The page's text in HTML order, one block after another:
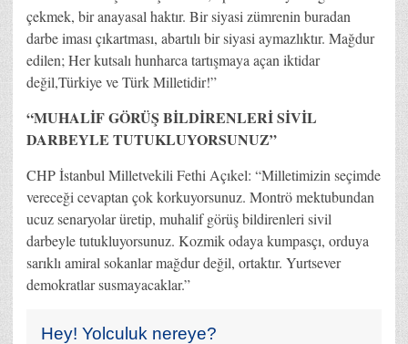
çekmek, bir anayasal haktır. Bir siyasi zümrenin buradan
darbe iması çıkartması, abartılı bir siyasi aymazlıktır. Mağdur
edilen; Her kutsalı hunharca tartışmaya açan iktidar
değil,Türkiye ve Türk Milletidir!”
“MUHALİF GÖRÜŞ BİLDİRENLERİ SİVİL
DARBEYLE TUTUKLUYORSUNUZ”
CHP İstanbul Milletvekili Fethi Açıkel: “Milletimizin seçimde
vereceği cevaptan çok korkuyorsunuz. Montrö mektubundan
ucuz senaryolar üretip, muhalif görüş bildirenleri sivil
darbeyle tutukluyorsunuz. Kozmik odaya kumpasçı, orduya
sarıklı amiral sokanlar mağdur değil, ortaktır. Yurtsever
demokratlar susmayacaklar.”
Hey! Yolculuk nereye?